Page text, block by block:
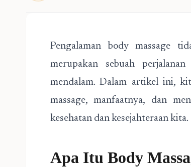
Pengalaman body massage
merupakan sebuah
mendalam. Dalam artikel ini,
massage, manfaatnya, dan
kesehatan dan kesejahteraan kita.
Apa Itu Body